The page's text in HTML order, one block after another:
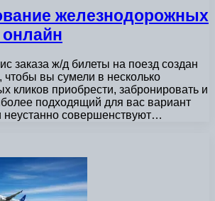
железнодорожных
заказа ж/д билеты на поезд создан
чтобы вы сумели в несколько
кликов приобрести, забронировать и
подходящий для вас вариант
неустанно совершенствуют…